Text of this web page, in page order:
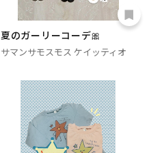
夏のガーリーコーデ🎀
サマンサモスモス ケイッティオ